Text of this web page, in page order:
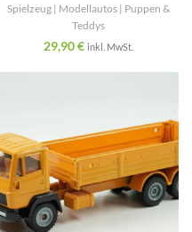
Spielzeug | Modellautos | Puppen &
Teddys
29,90€ inkl. MwSt.